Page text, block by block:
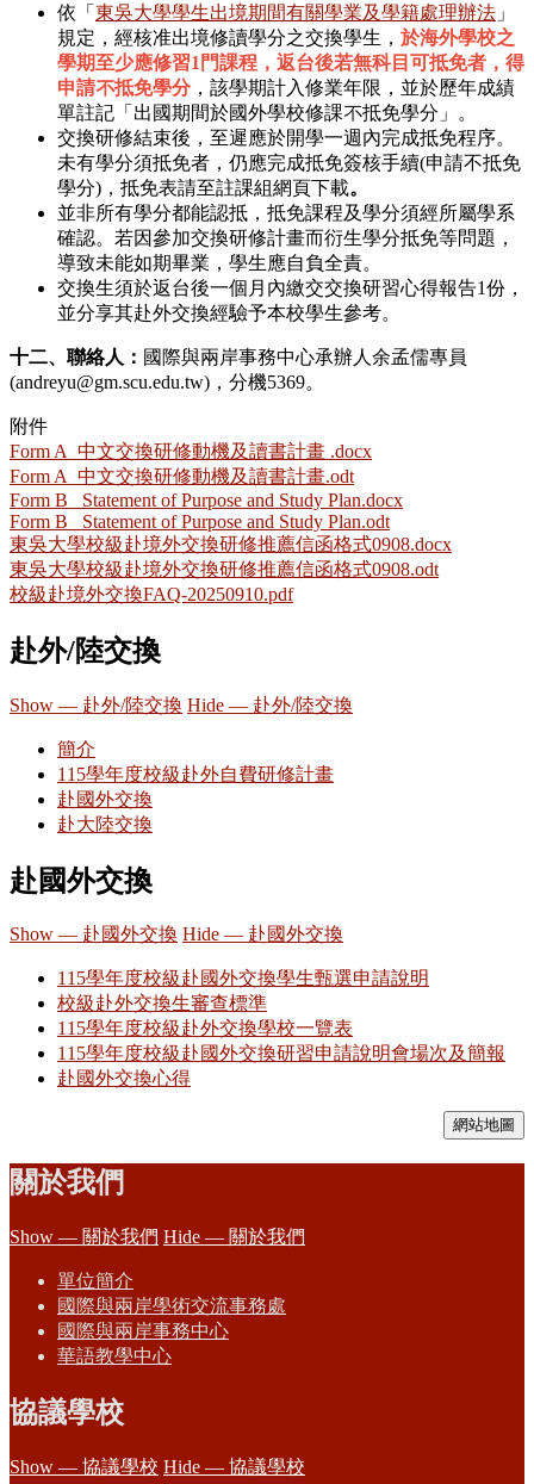
依「 東吳大學學生出境期間有關學業及學籍處理辦法 」
規定，經核准出境修讀學分之交換學生， 於海外學校之
學期至少應修習1門課程，返台後若無科目可抵免者，得
申請不抵免學分，該學期計入修業年限，並於歷年成績
單註記「出國期間於國外學校修課不抵免學分」。
交換研修結束後，至遲應於開學一週內完成抵免程序。
未有學分須抵免者，仍應完成抵免簽核手續(申請不抵免
學分)，抵免表請至註課組網頁下載。
並非所有學分都能認抵，抵免課程及學分須經所屬學系
確認。若因參加交換研修計畫而衍生學分抵免等問題，
導致未能如期畢業，學生應自負全責。
交換生須於返台後一個月內繳交交換研習心得報告1份，
並分享其赴外交換經驗予本校學生參考。
十二、聯絡人： 國際與兩岸事務中心承辦人余孟儒專員
(andreyu@gm.scu.edu.tw)，分機5369。
附件
Form A_中文交換研修動機及讀書計畫 .docx
Form A_中文交換研修動機及讀書計畫.odt
Form B_ Statement of Purpose and Study Plan.docx
Form B_ Statement of Purpose and Study Plan.odt
東吳大學校級赴境外交換研修推薦信函格式0908.docx
東吳大學校級赴境外交換研修推薦信函格式0908.odt
校級赴境外交換FAQ-20250910.pdf
赴外/陸交換
Show — 赴外/陸交換 Hide — 赴外/陸交換
簡介
115學年度校級赴外自費研修計畫
赴國外交換
赴大陸交換
赴國外交換
Show — 赴國外交換 Hide — 赴國外交換
115學年度校級赴國外交換學生甄選申請說明
校級赴外交換生審查標準
115學年度校級赴外交換學校一覽表
115學年度校級赴國外交換研習申請說明會場次及簡報
赴國外交換心得
網站地圖
關於我們
Show — 關於我們 Hide — 關於我們
單位簡介
國際與兩岸學術交流事務處
國際與兩岸事務中心
華語教學中心
協議學校
Show — 協議學校 Hide — 協議學校